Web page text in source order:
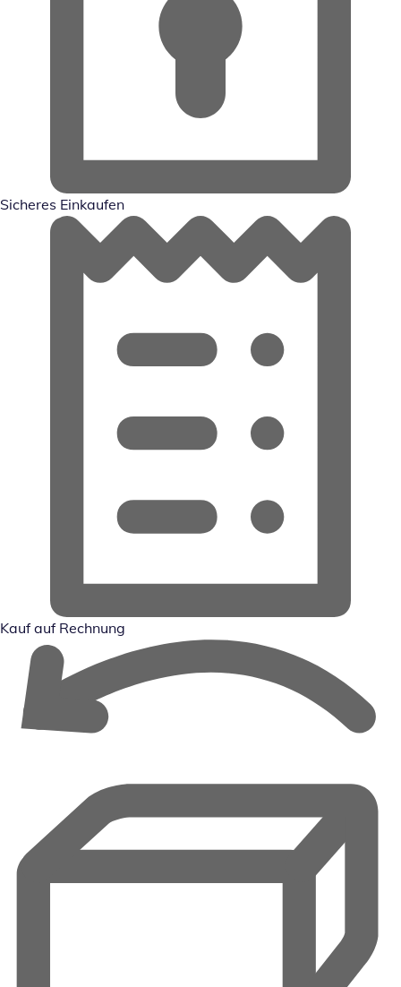
Sicheres Einkaufen
Kauf auf Rechnung